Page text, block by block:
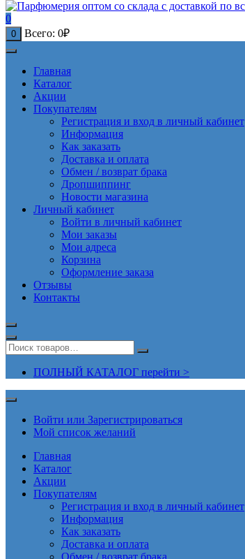
0
0 Всего: 0₽
Главная
Каталог
Акции
Покупателям
Регистрация и вход в личный кабинет
Информация
Как заказать
Доставка и оплата
Обмен / возврат брака
Дропшиппинг
Новости магазина
Личный кабинет
Войти в личный кабинет
Мои заказы
Мои адреса
Корзина
Оформление заказа
Отзывы
Контакты
ПОЛНЫЙ КАТАЛОГ перейти >
Войти или Зарегистрироваться
Мой список желаний
Главная
Каталог
Акции
Покупателям
Регистрация и вход в личный кабинет
Информация
Как заказать
Доставка и оплата
Обмен / возврат брака